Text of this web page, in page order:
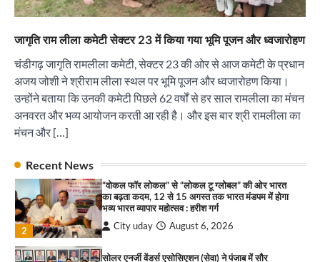
जागृति राम लीला कमेटी सेक्टर 23 में किया गया भूमि पूजन और ध्वजारोहण
चंडीगढ़ जागृति रामलीला कमेटी, सेक्टर 23 की ओर से आज कमेटी के प्रधान
अजय जोशी ने श्रीराम लीला स्थल पर भूमि पूजन और ध्वजारोहण किया।
उन्होंने बताया कि उनकी कमेटी पिछले 62 वर्षों से हर साल रामलीला का मंचन
अनवरत और भव्य आयोजन करती आ रही है। और इस बार श्री रामलीला का
मंचन और […]
Recent News
3 City uday August 6, 2026
4
₹227 करोड़ का ‘टेबल एजेंडा घोटाला’ भाजपा के
भ्रष्टाचार, तानाशाही और लोकतंत्र की हत्या का सबसे बड़ा
सबूत : एच.एस. लक्की
City uday August 6, 2026
इंडियन नेशनल थियेटर द्वारा 9 अगस्त को होगा ‘वर्षा ऋतु
2
“वोकल फॉर लोकल” से “लोकल टू ग्लोबल” की ओर भारत
का बढ़ता कदम, 12 से 15 अगस्त तक भारत मंडपम में होगा
भव्य भारत व्यापार महोत्सव : हरीश गर्ग
City uday August 6, 2026
सोलर एनर्जी वेंडर्स एसोसिएशन (सेवा) ने पंजाब में सौर
2
पारस हेल्थ पंचकूला ने ‘तिरंगा यात्रा 2025’ का हरियाणा से
आयाम
City uday August 13, 2025
सरकारी आदर्श उच्च विद्यालय, सैक्टर 34-सी, चण्डीगढ़ में
कार्यक्रम आयोजित